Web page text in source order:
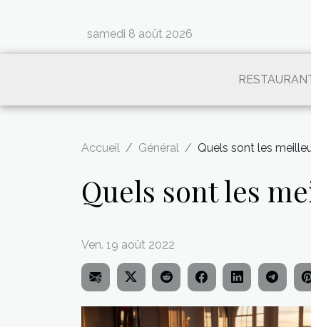
samedi 8 août 2026
Accueil Général Quels sont les
Quels sont les
Ven. 19 août 2022